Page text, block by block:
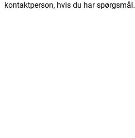
kontaktperson, hvis du har spørgsmål.